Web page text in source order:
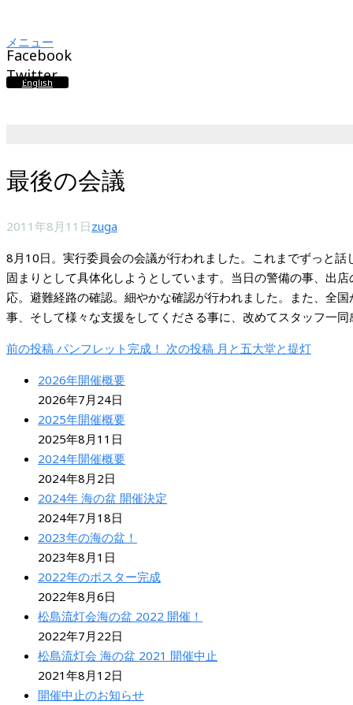
メニュー
English
Facebook
Twitter
最後の会議
2011年8月11日zuga
8月10日。実行委員会の会議が行われました。これまでずっと
固まりとして具体化しようとしています。当日の警備の事、出
応。避難経路の確認。細やかな確認が行われました。また、全
事、そして様々な支援をしてくださる事に、改めてスタッフ一
前の投稿 パンフレット完成！ 次の投稿 月と五大堂と提灯
2026年開催概要
2026年7月24日
2025年開催概要
2025年8月11日
2024年開催概要
2024年8月2日
2024年 海の盆 開催決定
2024年7月18日
2023年の海の盆！
2023年8月1日
2022年のポスター完成
2022年8月6日
松島流灯会海の盆 2022 開催！
2022年7月22日
松島流灯会 海の盆 2021 開催中止
2021年8月12日
開催中止のお知らせ